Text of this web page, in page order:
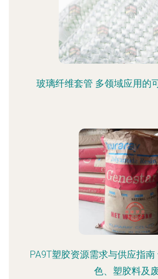
玻璃纤维套管 多领域应用的
PA9T塑胶资源需求与供应指
色、塑胶料及